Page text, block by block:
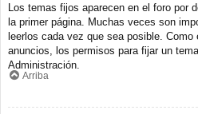
Los temas fijos aparecen en el foro por
la primer página. Muchas veces son
leerlos cada vez que sea posible.
anuncios, los permisos para fijar un
Administración.
Arriba